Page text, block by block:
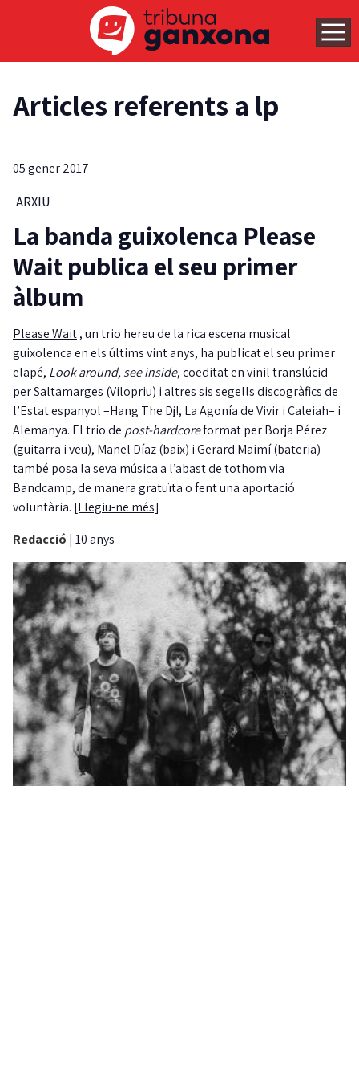
Articles referents a lp
05 gener 2017
ARXIU
La banda guixolenca Please
Wait publica el seu primer
àlbum
Please Wait, un trio hereu de la rica escena musical
guixolenca en els últims vint anys, ha publicat el seu primer
elapé, Look around, see inside, coeditat en vinil translúcid
perSaltamarges (Vilopriu) i altres sis segells discogràfics de
l’Estat espanyol –Hang The Dj!, La Agonía de Vivir i Caleiah– i
Alemanya. El trio de post-hardcoreformat per Borja Pérez
(guitarra i veu), Manel Díaz (baix) i Gerard Maimí (bateria)
també posa la seva música a l’abast de tothom via
Bandcamp, de manera gratuïta o fent una aportació
voluntària. [Llegiu-ne més]
Redacció | 10 anys